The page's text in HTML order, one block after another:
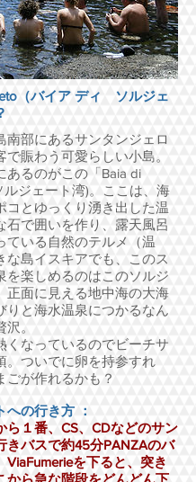
（バイア ディ ソルジェ
南部にあるサンタンジェロ
で賑わう可愛らしい小島。
あるのがこの「Baia di
ジェート湾)。
ここは、海
コとゆっくり湧き出した温
石で囲いを作り、露天風呂
ている自然のテルメ（温
な島イスキアでも、このス
を楽しめるのはこのソルジ
正面に見える地中海の大海
りと海水温泉につかるなん
。
くなっているのでビーチサ
。ついでに卵を持参すれ
ごが作れるかも？
への行き方 ：
ら１番、CS、CDなどのサン
きバスで約45分PANZAのバ
ViaFumerieを下ると、突き